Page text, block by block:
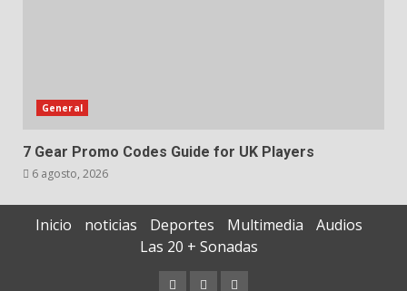
General
7 Gear Promo Codes Guide for UK Players
6 agosto, 2026
Inicio noticias Deportes Multimedia
Audios
Las 20 + Sonadas